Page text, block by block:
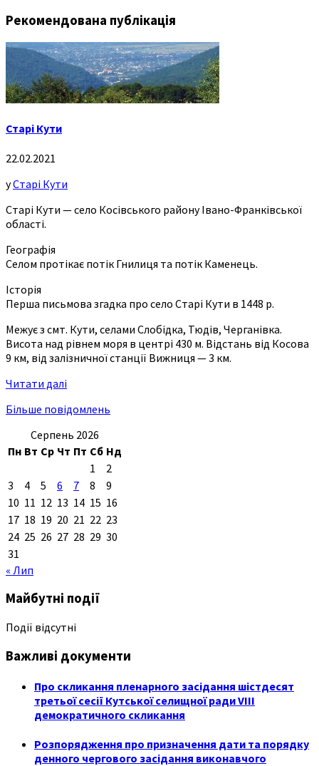
Рекомендована публікація
Старі Кути
22.02.2021
уСтарі Кути
Старі Кути — село Косівського району Івано-Франківської
області.
Географія
Селом протікає потік Гнилиця та потік Каменець.
Історія
Перша письмова згадка про село Старі Кути в 1448 р.
Межує з смт. Кути, селами Слобідка, Тюдів, Черганівка.
Висота над рівнем моря в центрі 430 м. Відстань від Косова
9 км, від залізничної станції Вижниця — 3 км.
Читати далі
Більше повідомлень
Серпень 2026
Пн Вт Ср Чт Пт Сб Нд
1
2
3
4 5 6 7 8
9
10 11 12 13 14 15 16
17 18 19 20 21 22 23
24 25 26 27 28 29 30
31
« Лип
Майбутні події
Події відсутні
Важливі документи
Про скликання пленарного засідання шістдесят
третьої сесії Кутської селищної ради VIII
демократичного скликання
Розпорядження про призначення дати та порядку
денного чергового засідання виконавчого